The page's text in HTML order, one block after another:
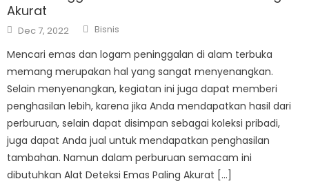
Akurat
Posted
on
Dec 7, 2022 Author
Bisnis
Mencari emas dan logam peninggalan di alam terbuka
memang merupakan hal yang sangat menyenangkan.
Selain menyenangkan, kegiatan ini juga dapat memberi
penghasilan lebih, karena jika Anda mendapatkan hasil dari
perburuan, selain dapat disimpan sebagai koleksi pribadi,
juga dapat Anda jual untuk mendapatkan penghasilan
tambahan. Namun dalam perburuan semacam ini
dibutuhkan Alat Deteksi Emas Paling Akurat […]